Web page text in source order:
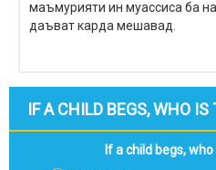
маъмурияти ин муассиса ба
даъват карда мешавад.
IF A CHILD BEGS, WHO IS
If a child begs,